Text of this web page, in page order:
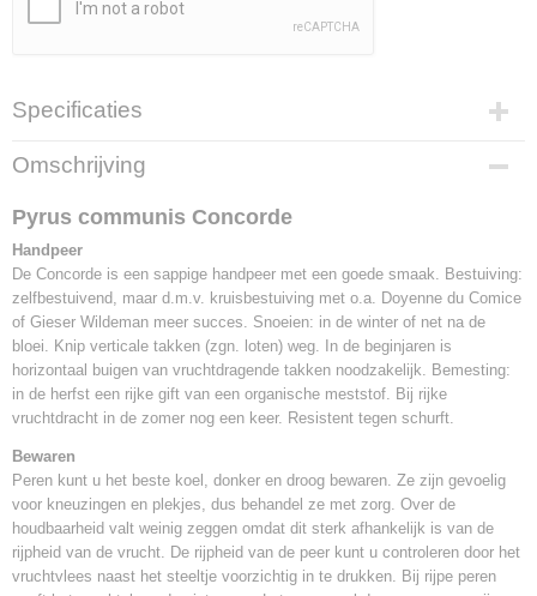
Specificaties
Productcode
F1203
EAN code
8717755061706
Bruto gewicht
8,00 Kg
Hoogte
150 cm (inclusief pot)
Potmaat
24 cm x 24 cm
Inhoud pot
Levertijd
1-2 werkdagen
Omschrijving
Pyrus communis Concorde
Handpeer
De Concorde is een sappige handpeer met een goede smaak. Bestuiving:
zelfbestuivend, maar d.m.v. kruisbestuiving met o.a. Doyenne du Comice
of Gieser Wildeman meer succes. Snoeien: in de winter of net na de
bloei. Knip verticale takken (zgn. loten) weg. In de beginjaren is
horizontaal buigen van vruchtdragende takken noodzakelijk. Bemesting:
in de herfst een rijke gift van een organische meststof. Bij rijke
vruchtdracht in de zomer nog een keer. Resistent tegen schurft.
Bewaren
Peren kunt u het beste koel, donker en droog bewaren. Ze zijn gevoelig
voor kneuzingen en plekjes, dus behandel ze met zorg. Over de
houdbaarheid valt weinig zeggen omdat dit sterk afhankelijk is van de
rijpheid van de vrucht. De rijpheid van de peer kunt u controleren door het
vruchtvlees naast het steeltje voorzichtig in te drukken. Bij rijpe peren